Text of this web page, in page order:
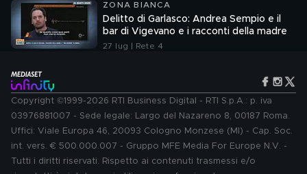
ZONA BIANCA
Delitto di Garlasco: Andrea Sempio e il
bar di Vigevano e i racconti della madre
27 lug | Rete 4
Copyright ©1999-2026 RTI Business Digital - RTI S.p.A.: p. iva
03976881007 - Sede legale: Largo del Nazareno 8, 00187 Roma.
Uffici: Viale Europa 46, 20093 Cologno Monzese (MI) - Cap. Soc.
int. vers. € 500.000.007 - Gruppo MFE Media For Europe N.V. -
Tutti i diritti riservati. Rispetto ai contenuti trasmessi e/o